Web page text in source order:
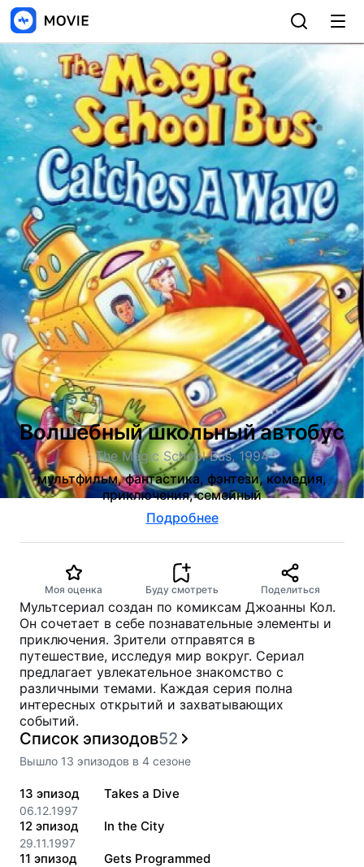
Волшебный школьный автобус
The Magic School Bus, 1994
мультфильм, фантастика, фэнтези, комедия,
приключения, семейный
Подробнее
Моя оценка Буду смотреть Поделиться
Мультсериал создан по комиксам Джоанны Кол.
Он сочетает в себе познавательные элементы и
приключения. Зрители отправятся в
путешествие, исследуя мир вокруг. Сериал
предлагает увлекательное знакомство с
различными темами. Каждая серия полна
интересных открытий и захватывающих
событий.
Список эпизодов52
Вышло 13 эпизодов в 4 сезоне
13 эпизод
06.12.1997
Takes a Dive
12 эпизод
29.11.1997
In the City
11 эпизод Gets Programmed